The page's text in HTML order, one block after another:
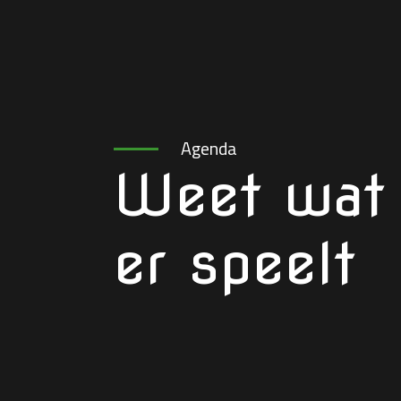
Agenda
Weet wat
er speelt